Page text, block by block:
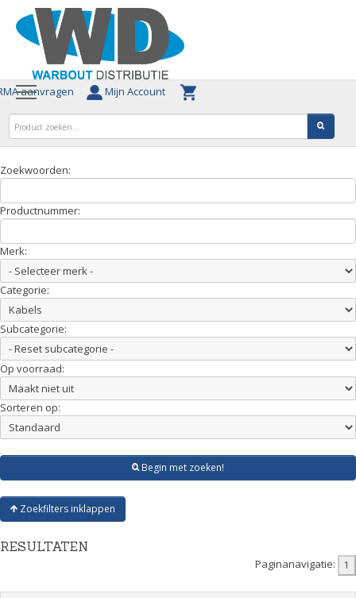
aanvragen Mijn Account
Zoekwoorden:
Productnummer:
Merk:
Categorie:
Subcategorie:
Op voorraad:
Sorteren op:
Begin met zoeken!
Zoekfilters inklappen
RESULTATEN
Paginanavigatie: